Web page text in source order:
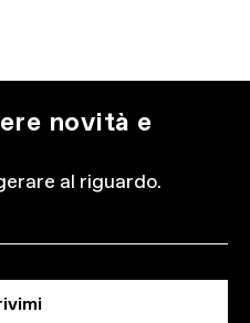
novità e
al riguardo.